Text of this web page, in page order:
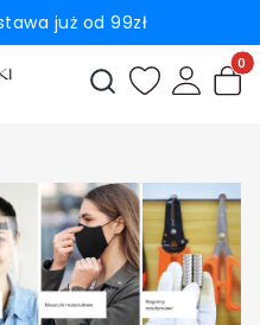
już od 99zł
wybrane produkty
Otwórz